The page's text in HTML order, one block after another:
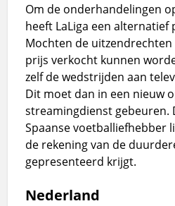
Om de onderhandelingen
heeft LaLiga een alternatief
Mochten de
prijs verkocht kunnen
zelf de wedstrijden aan
Dit moet dan in een nieuw
streamingdienst gebeuren.
Spaanse voetballiefhebber
de rekening van de
gepresenteerd krijgt.
Nederland